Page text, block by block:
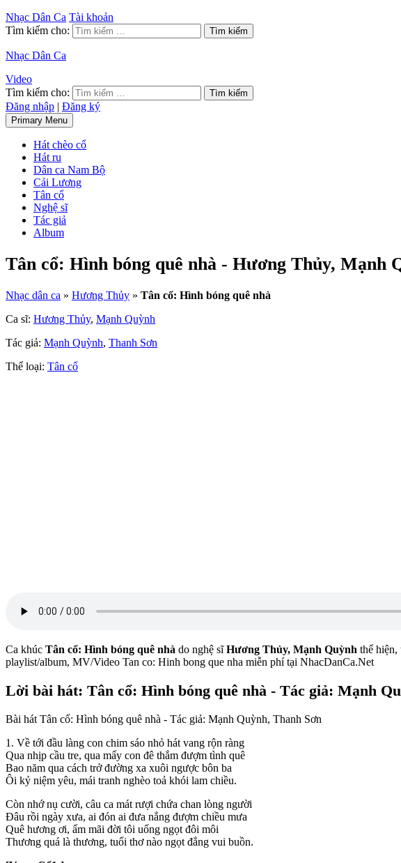
Nhạc Dân Ca Tài khoản
Tìm kiếm cho:
Nhạc Dân Ca
Video
Tìm kiếm cho:
Đăng nhập | Đăng ký
Primary Menu
Hát chèo cổ
Hát ru
Dân ca Nam Bộ
Cải Lương
Tân cổ
Nghệ sĩ
Tác giả
Album
Tân cổ: Hình bóng quê nhà - Hương Thủy, Mạnh
Nhạc dân ca » Hương Thủy » Tân cổ: Hình bóng quê nhà
Ca sĩ: Hương Thủy, Mạnh Quỳnh
Tác giả: Mạnh Quỳnh, Thanh Sơn
Thể loại: Tân cổ
Ca khúc Tân cổ: Hình bóng quê nhà do nghệ sĩHương Thủy, Mạnh Quỳnh thể hiện,
playlist/album, MV/Video Tan co: Hinh bong que nha miễn phí tại NhacDanCa.Net
Lời bài hát: Tân cổ: Hình bóng quê nhà - Tác giả: Mạnh
Bài hát Tân cổ: Hình bóng quê nhà - Tác giả: Mạnh Quỳnh, Thanh Sơn
1. Về tới đầu làng con chim sáo nhỏ hát vang rộn ràng
Qua nhịp cầu tre, qua mấy con đê thắm đượm tình quê
Bao năm qua cách trở đường xa xuôi ngược bôn ba
Ôi kỷ niệm yêu, mái tranh nghèo toả khói lam chiều.
Còn nhớ nụ cười, câu ca mát rượi chứa chan lòng người
Đâu rồi ngày xưa, ai đón ai đưa nắng đượm chiều mưa
Quê hương ơi, ấm mãi đời tôi uống ngọt đôi môi
Thương quá là thương, tuổi thơ nào ngọt đắng vui buồn.